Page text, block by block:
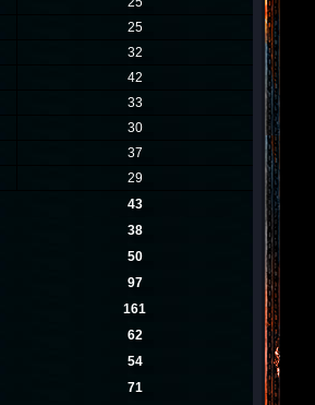
25
32
42
33
30
37
29
43
38
50
97
161
62
54
71